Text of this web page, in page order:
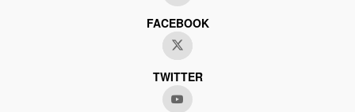
FACEBOOK
TWITTER